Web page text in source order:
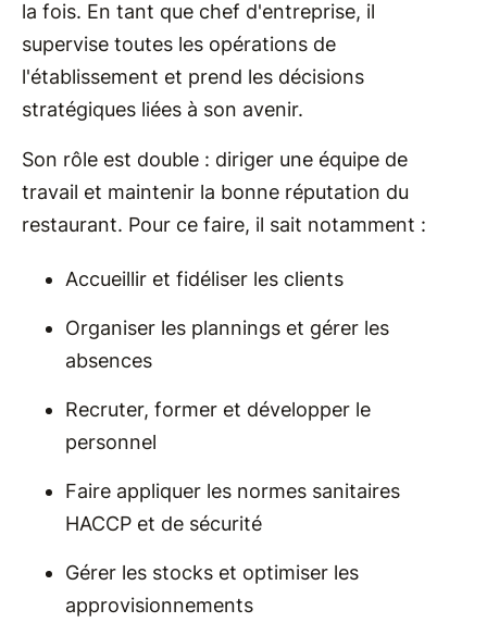
la fois. En tant que chef d'entreprise, il
supervise toutes les opérations de
l'établissement et prend les décisions
stratégiques liées à son avenir.
Son rôle est double : diriger une équipe de
travail et maintenir la bonne réputation du
restaurant. Pour ce faire, il sait notamment :
Accueillir et fidéliser les clients
Organiser les plannings et gérer les
absences
Recruter, former et développer le
personnel
Faire appliquer les normes sanitaires
HACCP et de sécurité
Gérer les stocks et optimiser les
approvisionnements